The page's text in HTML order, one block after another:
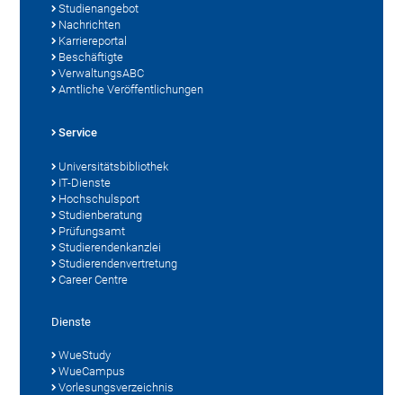
Studienangebot
Nachrichten
Karriereportal
Beschäftigte
VerwaltungsABC
Amtliche Veröffentlichungen
Service
Universitätsbibliothek
IT-Dienste
Hochschulsport
Studienberatung
Prüfungsamt
Studierendenkanzlei
Studierendenvertretung
Career Centre
Dienste
WueStudy
WueCampus
Vorlesungsverzeichnis